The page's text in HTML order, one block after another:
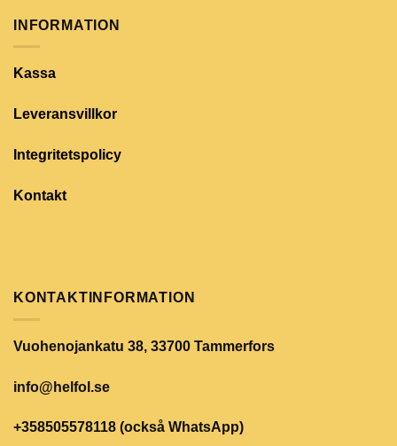
INFORMATION
Kassa
Leveransvillkor
Integritetspolicy
Kontakt
KONTAKTINFORMATION
Vuohenojankatu 38, 33700 Tammerfors
info@helfol.se
+358505578118 (också WhatsApp)